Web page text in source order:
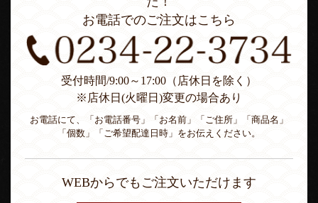
お電話でのご注文はこちら
受付時間/9:00～17:00（店休日を除く）
※店休日(火曜日)変更の場合あり
お電話にて、「お電話番号」「お名前」「ご住所」「商品名」
「個数」「ご希望配達日時」をお伝えください。
WEBからでもご注文いただけます